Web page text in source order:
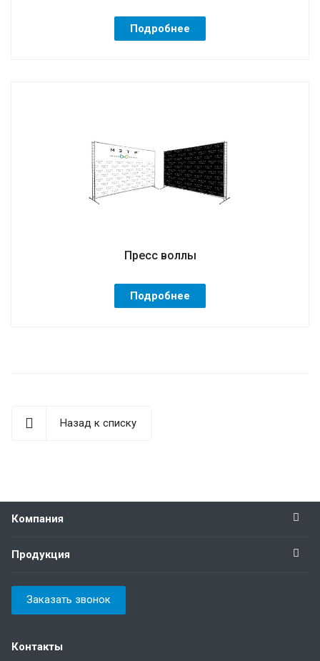
Подробнее
Пресс воллы
Подробнее
Назад к списку
Компания
Продукция
Заказать звонок
Контакты